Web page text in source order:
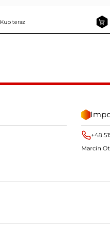
Kup teraz
+48
Marcin